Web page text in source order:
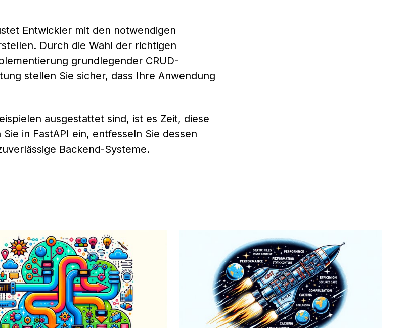
Entwickler mit den notwendigen
Durch die Wahl der richtigen
grundlegender CRUD-
stellen Sie sicher, dass Ihre Anwendung
ausgestattet sind, ist es Zeit, diese
in FastAPI ein, entfesseln Sie dessen
Backend-Systeme.